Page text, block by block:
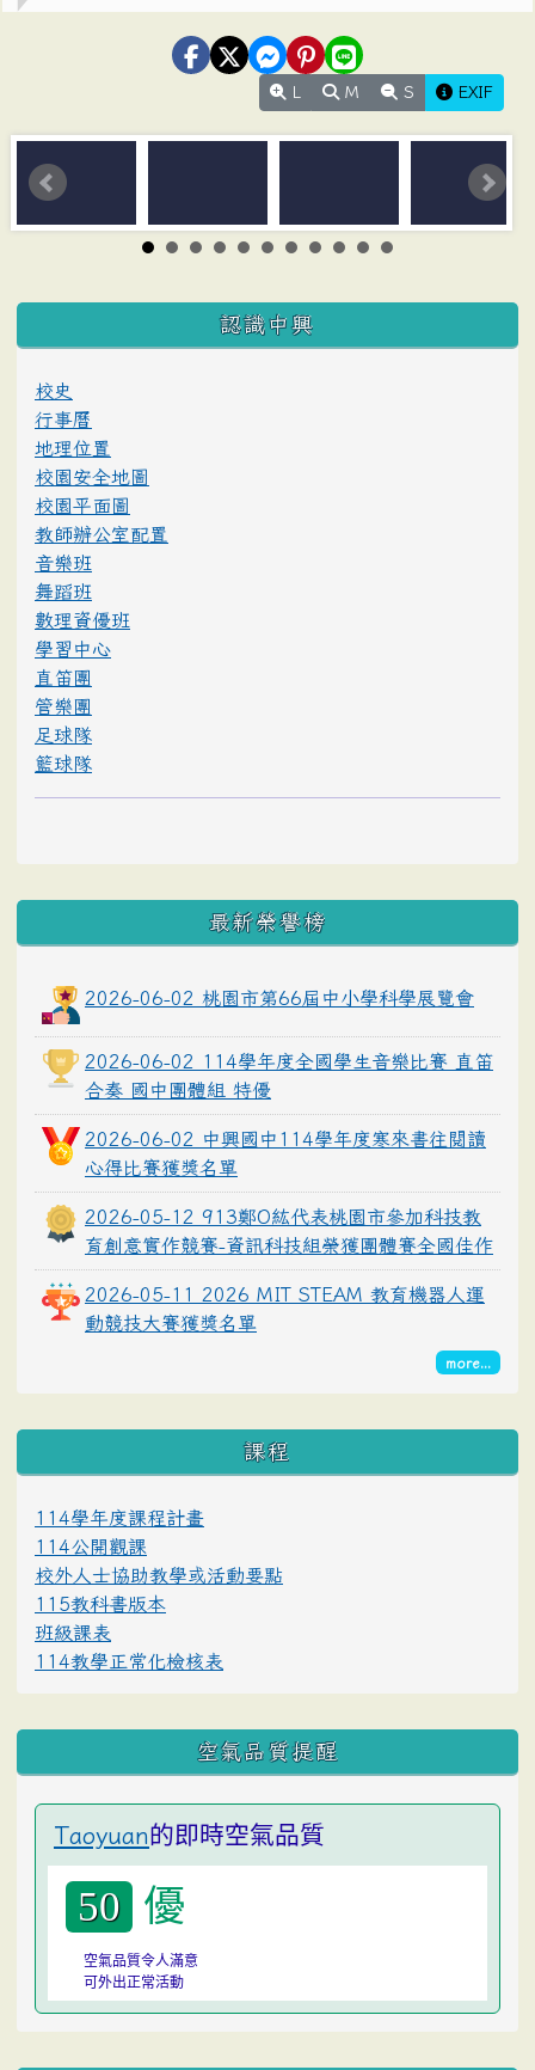
M S EXIF
:::
認識中興
校史
行事曆
地理位置
校園安全地圖
校園平面圖
教師辦公室配置
音樂班
舞蹈班
數理資優班
學習中心
直笛團
管樂團
足球隊
籃球隊
最新榮譽榜
2026-06-02 桃園市第66屆中小學科學展覽會
2026-06-02 114學年度全國學生音樂比賽 直笛
合奏 國中團體組 特優
2026-06-02 中興國中114學年度寒來書往閱讀
心得比賽獲獎名單
2026-05-12 913鄭O紘代表桃園市參加科技教
育創意實作競賽-資訊科技組榮獲團體賽全國佳作
2026-05-11 2026 MIT STEAM 教育機器人運
動競技大賽獲獎名單
more...
課程
114學年度課程計畫
114公開觀課
校外人士協助教學或活動要點
115教科書版本
班級課表
114教學正常化檢核表
空氣品質提醒
Taoyuan的即時空氣品質
50 優
空氣品質令人滿意
可外出正常活動